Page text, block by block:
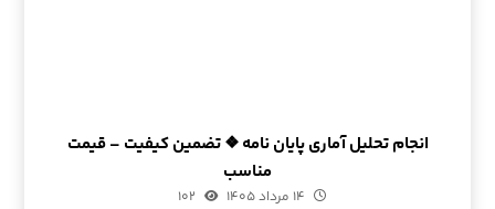
انجام تحلیل آماری پایان نامه ❖ تضمین کیفیت – قیمت
مناسب
۱۴ مرداد ۱۴۰۵ ۱۰۲